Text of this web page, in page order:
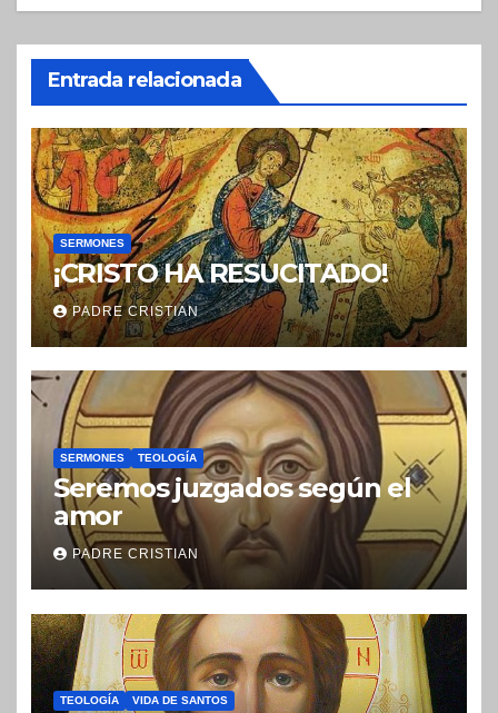
Entrada relacionada
SERMONES
¡CRISTO HA RESUCITADO!
PADRE CRISTIAN
SERMONES TEOLOGÍA
Seremos juzgados según el
amor
PADRE CRISTIAN
TEOLOGÍA VIDA DE SANTOS